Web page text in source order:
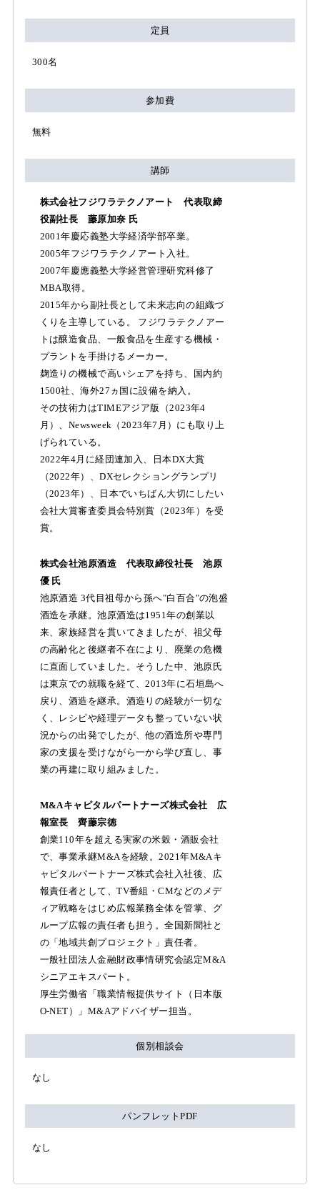
定員
300名
参加費
無料
講師
株式会社フジワラテクノアート 代表取締
役副社長 藤原加奈 氏
2001年慶応義塾大学経済学部卒業。
2005年フジワラテクノアート入社。
2007年慶應義塾大学経営管理研究科修了
MBA取得。
2015年から副社長として未来志向の組織づ
くりを主導している。 フジワラテクノアー
トは醸造食品、一般食品を生産する機械・
プラントを手掛けるメーカー。
麹造りの機械で高いシェアを持ち、国内約
1500社、海外27ヵ国に設備を納入。
その技術力はTIMEアジア版（2023年4
月）、Newsweek（2023年7月）にも取り上
げられている。
2022年4月に経団連加入、日本DX大賞
（2022年）、DXセレクショングランプリ
（2023年）、日本でいちばん大切にしたい
会社大賞審査委員会特別賞（2023年）を受
賞。
株式会社池原酒造 代表取締役社長 池原
優 氏
池原酒造 3代目祖母から孫へ"白百合"の泡盛
酒造を承継。池原酒造は1951年の創業以
来、家族経営を貫いてきましたが、祖父母
の高齢化と後継者不在により、廃業の危機
に直面していました。そうした中、池原氏
は東京での就職を経て、2013年に石垣島へ
戻り、酒造を継承。酒造りの経験が一切な
く、レシピや経理データも整っていない状
況からの出発でしたが、他の酒造所や専門
家の支援を受けながら一から学び直し、事
業の再建に取り組みました。
M&Aキャピタルパートナーズ株式会社 広
報室長 齊藤宗徳
創業110年を超える実家の米穀・酒販会社
で、事業承継M&Aを経験。2021年M&Aキ
ャピタルパートナーズ株式会社入社後、広
報責任者として、TV番組・CMなどのメデ
ィア戦略をはじめ広報業務全体を管掌、グ
ループ広報の責任者も担う。全国新聞社と
の「地域共創プロジェクト」責任者。
一般社団法人金融財政事情研究会認定M&A
シニアエキスパート。
厚生労働省「職業情報提供サイト（日本版
O-NET）」M&Aアドバイザー担当。
個別相談会
なし
パンフレットPDF
なし